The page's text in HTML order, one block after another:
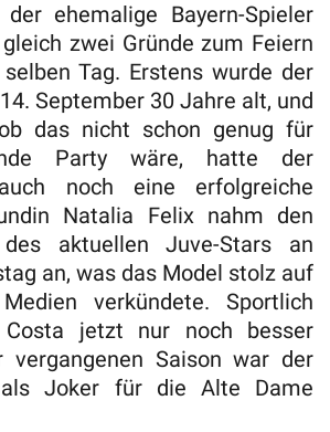
ehemalige Bayern-Spieler
zwei Gründe zum Feiern
Tag. Erstens wurde der
September 30 Jahre alt, und
das nicht schon genug für
Party wäre, hatte der
noch eine erfolgreiche
Natalia Felix nahm den
des aktuellen Juve-Stars an
an, was das Model stolz auf
verkündete. Sportlich
jetzt nur noch besser
vergangenen Saison war der
Joker für die Alte Dame